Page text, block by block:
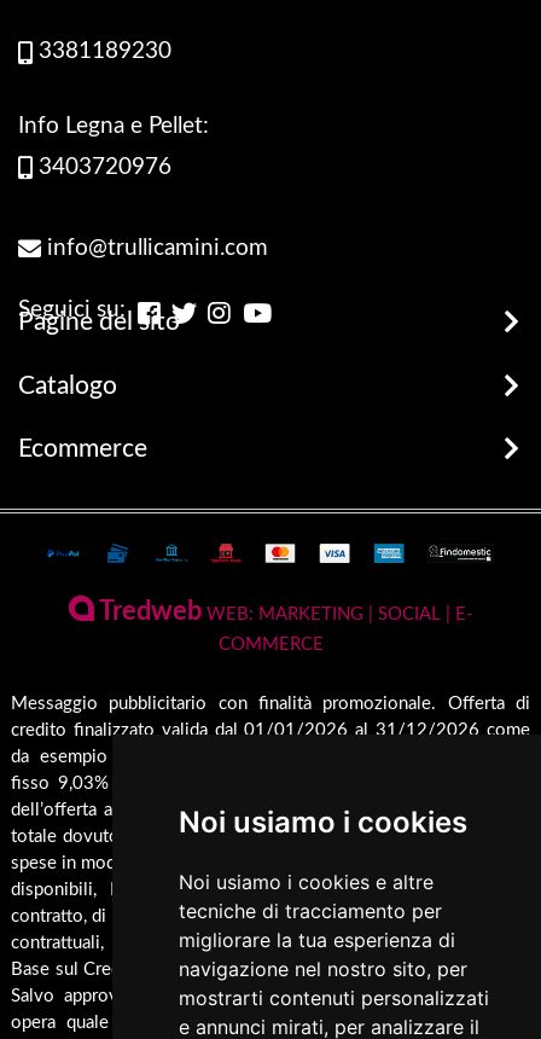
Noi usiamo i cookies
Noi usiamo i cookies e altre
tecniche di tracciamento per
migliorare la tua esperienza di
navigazione nel nostro sito, per
mostrarti contenuti personalizzati
e annunci mirati, per analizzare il
3381189230
Info Legna e Pellet:
3403720976
info@trullicamini.com
Seguici su:
Pagine del sito
Stufe, Termostufe e Caldaie
La Nostra Azienda
Servizio di Assistenza Post Vendita
Rendicondazione erogazioni pubbliche
Rivestimenti su misura
Pellet
Catalogo
Legna e Pellets
Termocamini
Camini
Inserti
Caldaie
Barbecue
Cucina
Termocucina
Climatizzatori
Pannelli Solari/Bollitori/Puffer
Ricambi
Ecommerce
Terms and Privacy
Condizioni generali di vendita
Pagamenti Disponibili
Spedizione & Imballaggio
Cambio e Restituzione Merci
Tredweb WEB: MARKETING | SOCIAL | E-
COMMERCE
Messaggio pubblicitario con finalità promozionale. Offerta di
credito finalizzato valida dal 01/01/2026 al 31/12/2026 come
da esempio rappresentativo: Prezzo del bene € 1000,00 Tan
fisso 9,03% Taeg 9,42%, in 24 rate da € 45,7 costi accessori
dell’offerta azzerati. Importo totale del credito € 1000. Importo
totale dovuto dal Consumatore € 1096,8. Al fine di gestire le tue
spese in modo responsabile e di conoscere eventuali altre offerte
disponibili, Findomestic ti ricorda, prima di sottoscrivere il
contratto, di prendere visione di tutte le condizioni economiche e
contrattuali, facendo riferimento alle Informazioni Europee di
Base sul Credito ai Consumatori (IEBCC) presso il punto vendita.
Salvo approvazione di Findomestic Banca S.p.A.. Trulli Camini
opera quale intermediario del credito per Findomestic Banca